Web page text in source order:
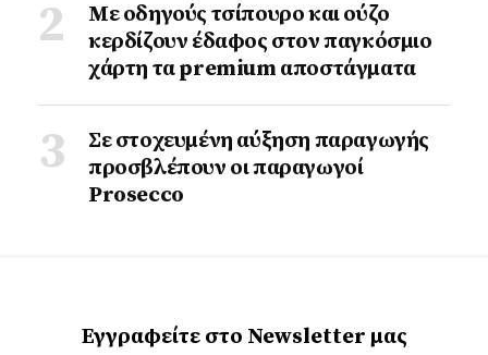
Με οδηγούς τσίπουρο και ούζο
κερδίζουν έδαφος στoν παγκόσμιο
χάρτη τα premium αποστάγματα
Σε στοχευμένη αύξηση παραγωγής
προσβλέπουν οι παραγωγοί
Prosecco
Εγγραφείτε στο Newsletter μας